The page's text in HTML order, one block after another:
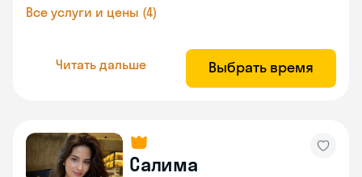
Все услуги и цены (4)
Читать дальше Выбрать время
Салима